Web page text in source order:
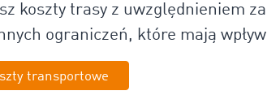
koszty trasy z uwzględnieniem
ograniczeń, które mają
transportowe